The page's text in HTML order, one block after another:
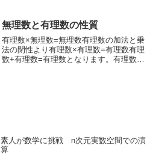
無理数と有理数の性質
有理数×無理数=無理数有理数の加法と乗
法の閉性より有理数×有理数=有理数有理
数+有理数=有理数となります。有理数×
素人が数学に挑戦 n次元実数空間での演
算